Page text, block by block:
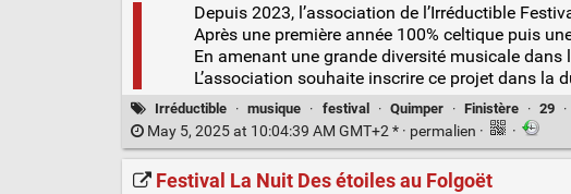
Depuis 2023, l’association de l’Irréductible
Après une première année 100% celtique puis
En amenant une grande diversité musicale
L’association souhaite inscrire ce projet dans la
Irréductible · musique · festival · Quimper · Finistère · 29 ·
May 5, 2025 at 10:04:39 AM GMT+2 * · permalien · ·
Festival La Nuit Des étoiles au Folgoët